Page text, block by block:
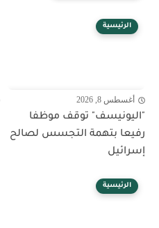
الرئيسية
أغسطس 8, 2026
"اليونيسف" توقف موظفا
رفيعا بتهمة التجسس لصالح
إسرائيل
الرئيسية